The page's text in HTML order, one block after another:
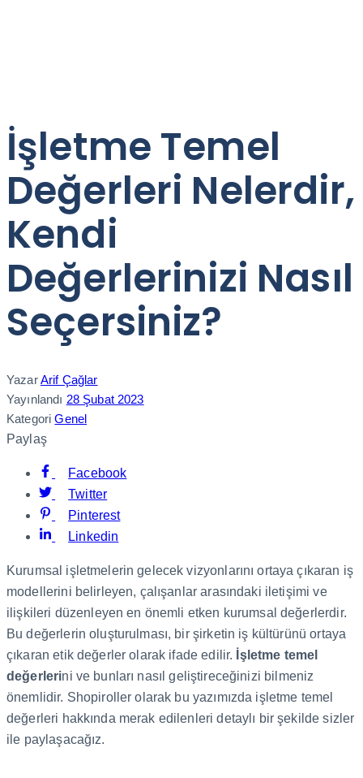
İşletme Temel
Değerleri Nelerdir,
Kendi
Değerlerinizi Nasıl
Seçersiniz?
YazarArif Çağlar
Yayınlandı 28 Şubat 2023
Kategori Genel
Paylaş
Facebook
Twitter
Pinterest
Linkedin
Kurumsal işletmelerin gelecek vizyonlarını ortaya çıkaran iş
modellerini belirleyen, çalışanlar arasındaki iletişimi ve
ilişkileri düzenleyen en önemli etken kurumsal değerlerdir.
Bu değerlerin oluşturulması, bir şirketin iş kültürünü ortaya
çıkaran etik değerler olarak ifade edilir. İşletme temel
değerlerini ve bunları nasıl geliştireceğinizi bilmeniz
önemlidir. Shopiroller olarak bu yazımızda işletme temel
değerleri hakkında merak edilenleri detaylı bir şekilde sizler
ile paylaşacağız.